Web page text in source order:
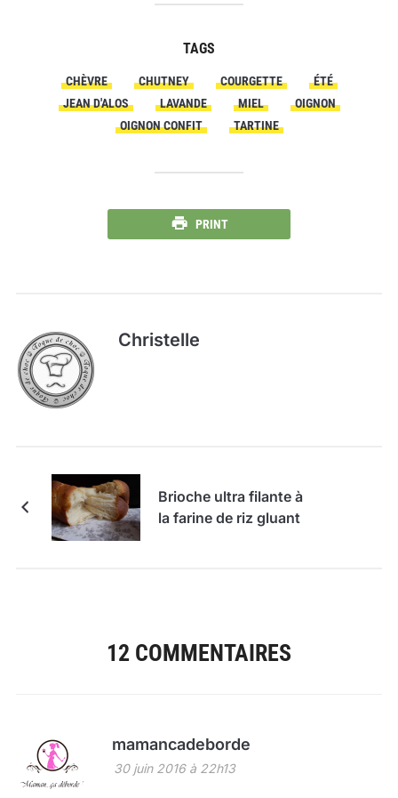
TAGS
CHÈVRE CHUTNEY COURGETTE
ÉTÉ
JEAN D'ALOS
LAVANDE MIEL
OIGNON
OIGNON CONFIT
TARTINE
PRINT
Christelle
Brioche ultra filante à
la farine de riz gluant
12 COMMENTAIRES
mamancadeborde
30 juin 2016 à 22h13